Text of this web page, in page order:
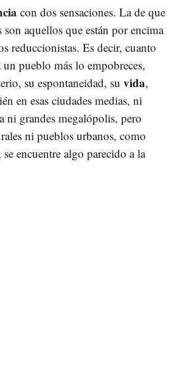
con dos sensaciones. La de que
son aquellos que están por encima
reduccionistas. Es decir, cuanto
pueblo más lo empobreces,
su espontaneidad, su vida,
en esas ciudades medias, ni
ni grandes megalópolis, pero
ni pueblos urbanos, como
se encuentre algo parecido a la